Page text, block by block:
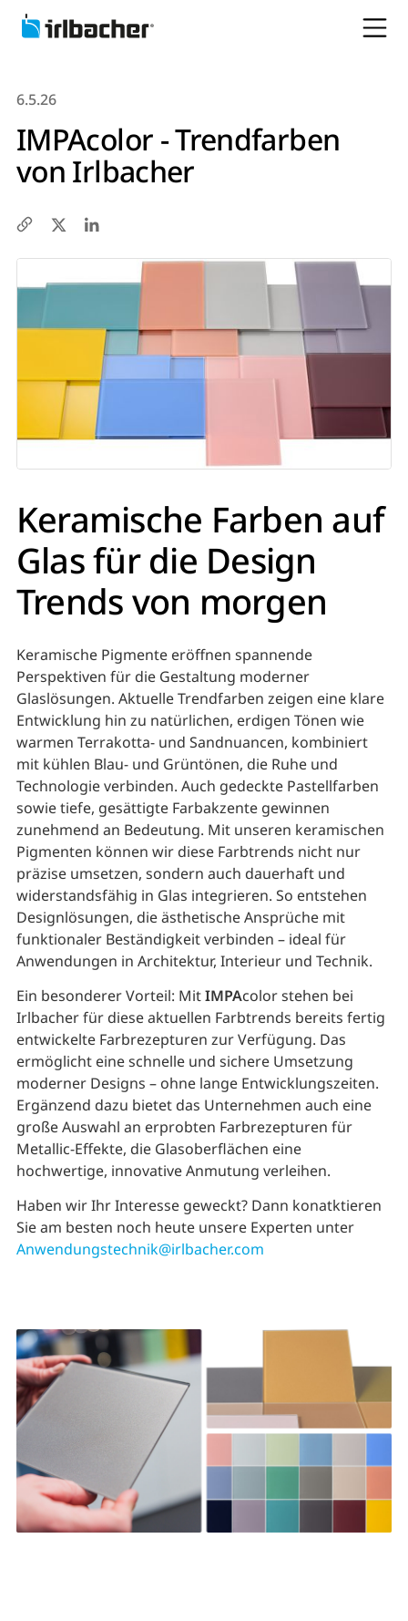
6.5.26
IMPAcolor - Trendfarben
von Irlbacher
Keramische Farben auf
Glas für die Design
Trends von morgen
Keramische Pigmente eröffnen spannende
Perspektiven für die Gestaltung moderner
Glaslösungen. Aktuelle Trendfarben zeigen eine klare
Entwicklung hin zu natürlichen, erdigen Tönen wie
warmen Terrakotta- und Sandnuancen, kombiniert
mit kühlen Blau- und Grüntönen, die Ruhe und
Technologie verbinden. Auch gedeckte Pastellfarben
sowie tiefe, gesättigte Farbakzente gewinnen
zunehmend an Bedeutung. Mit unseren keramischen
Pigmenten können wir diese Farbtrends nicht nur
präzise umsetzen, sondern auch dauerhaft und
widerstandsfähig in Glas integrieren. So entstehen
Designlösungen, die ästhetische Ansprüche mit
funktionaler Beständigkeit verbinden – ideal für
Anwendungen in Architektur, Interieur und Technik.
Ein besonderer Vorteil: MitIMPAcolor stehen bei
Irlbacher für diese aktuellen Farbtrends bereits fertig
entwickelte Farbrezepturen zur Verfügung. Das
ermöglicht eine schnelle und sichere Umsetzung
moderner Designs – ohne lange Entwicklungszeiten.
Ergänzend dazu bietet das Unternehmen auch eine
große Auswahl an erprobten Farbrezepturen für
Metallic-Effekte, die Glasoberflächen eine
hochwertige, innovative Anmutung verleihen.
Haben wir Ihr Interesse geweckt? Dann konatktieren
Sie am besten noch heute unsere Experten unter
Anwendungstechnik@irlbacher.com